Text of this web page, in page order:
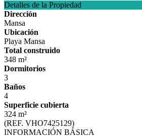
Detalles de la Propiedad
Dirección
Mansa
Ubicación
Playa Mansa
Total construido
348 m²
Dormitorios
3
Baños
4
Superficie cubierta
324 m²
(REF. VHO7425129)
INFORMACIÓN BÁSICA